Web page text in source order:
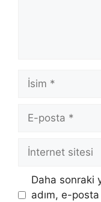
İsim
posta
İnternet
Daha sonraki
adım, e-